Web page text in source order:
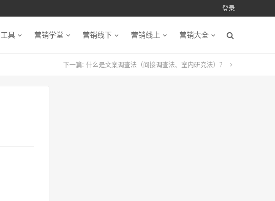
登录
具 营销学堂 营销线下 营销线上 营销大全
下一篇: 什么是文案调查法（间接调查法、室内研究法）？